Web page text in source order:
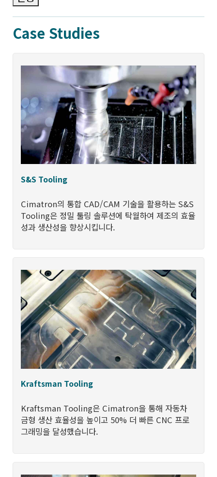
Case Studies
S&S Tooling
Cimatron의 통합 CAD/CAM 기술을 활용하는 S&S
Tooling은 정밀 툴링 솔루션에 탁월하여 제조의 효율
성과 생산성을 향상시킵니다.
Kraftsman Tooling
Kraftsman Tooling은 Cimatron을 통해 자동차
금형 생산 효율성을 높이고 50% 더 빠른 CNC 프로
그래밍을 달성했습니다.